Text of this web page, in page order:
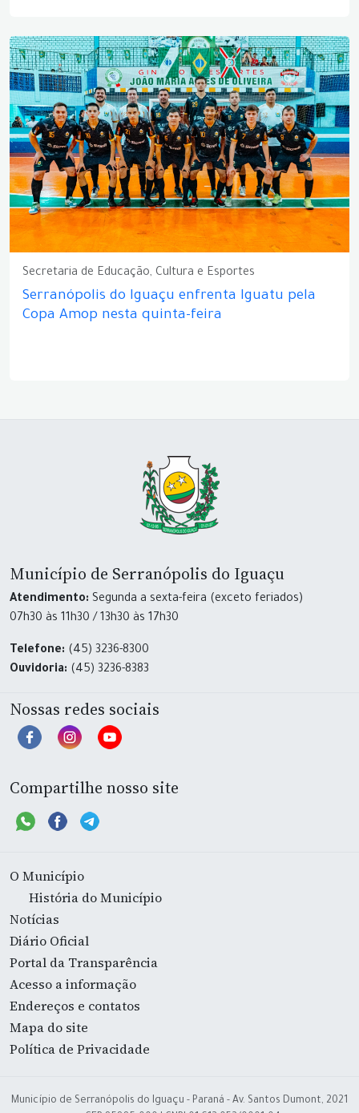
Secretaria de Educação, Cultura e Esportes
Serranópolis do Iguaçu enfrenta Iguatu pela
Copa Amop nesta quinta-feira
Município de Serranópolis do Iguaçu
Atendimento: Segunda a sexta-feira (exceto feriados)
07h30 às 11h30 / 13h30 às 17h30
Telefone: (45) 3236-8300
Ouvidoria: (45) 3236-8383
Nossas redes sociais
Compartilhe nosso site
O Município
História do Município
Notícias
Diário Oficial
Portal da Transparência
Acesso a informação
Endereços e contatos
Mapa do site
Política de Privacidade
Município de Serranópolis do Iguaçu - Paraná - Av. Santos Dumont, 2021